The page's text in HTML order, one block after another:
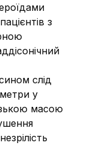
з
слід
у
масою